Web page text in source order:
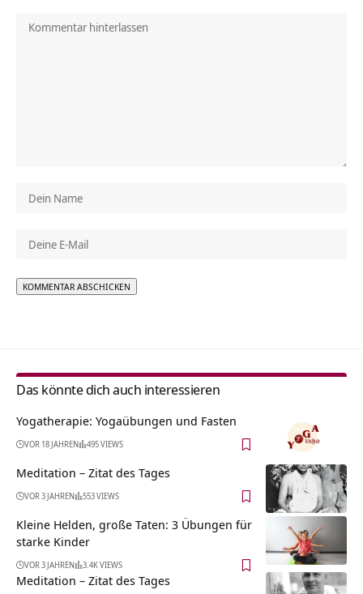
Das könnte dich auch interessieren
Yogatherapie: Yogaübungen und Fasten
VOR 18 JAHREN 495 VIEWS
Meditation – Zitat des Tages
VOR 3 JAHREN 553 VIEWS
Kleine Helden, große Taten: 3 Übungen für
starke Kinder
VOR 3 JAHREN 3.4K VIEWS
Meditation – Zitat des Tages